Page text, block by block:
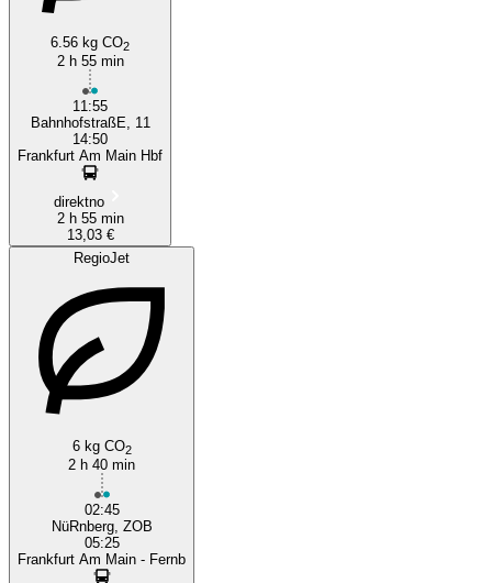
6.56 kg CO2
2 h 55 min
11:55
BahnhofstraßE, 11
14:50
Frankfurt Am Main Hbf
direktno
2 h 55 min
13,03 €
RegioJet
6 kg CO2
2 h 40 min
02:45
NüRnberg, ZOB
05:25
Frankfurt Am Main - Fernb